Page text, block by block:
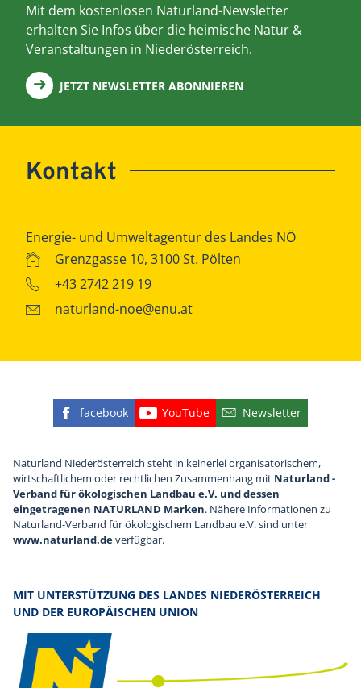
Mit dem kostenlosen Naturland-Newsletter
erhalten Sie Infos über die heimische Natur &
Veranstaltungen in Niederösterreich.
JETZT NEWSLETTER ABONNIEREN
Kontakt
Energie- und Umweltagentur des Landes NÖ
Grenzgasse 10, 3100 St. Pölten
+43 2742 219 19
naturland-noe@enu.at
Finden Sie die eNu auf Facebook
facebook Besuchen Sie den
YouTube Abonnieren Sie
Newsletter
Naturland Niederösterreich steht in keinerlei organisatorischem,
wirtschaftlichem oder rechtlichen Zusammenhang mit Naturland -
Verband für ökologischen Landbau e.V. und dessen
eingetragenen NATURLAND Marken. Nähere Informationen zu
Naturland-Verband für ökologischem Landbau e.V. sind unter
www.naturland.deverfügbar.
MIT UNTERSTÜTZUNG DES LANDES NIEDERÖSTERREICH
UND DER EUROPÄISCHEN UNION